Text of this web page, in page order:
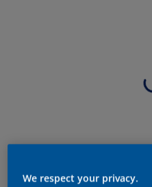
We respect your privacy.